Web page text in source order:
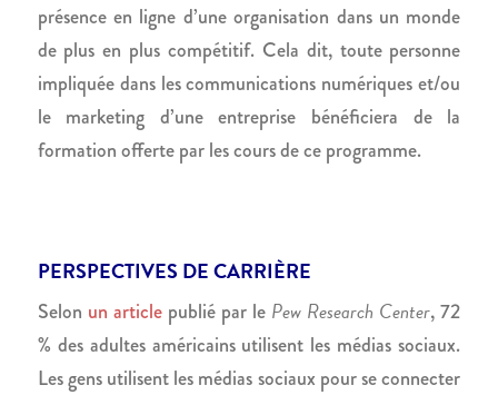
présence en ligne d’une organisation dans un monde
de plus en plus compétitif. Cela dit, toute personne
impliquée dans les communications numériques et/ou
le marketing d’une entreprise bénéficiera de la
formation offerte par les cours de ce programme.
PERSPECTIVES DE CARRIÈRE
Selon un articlepublié par le Pew Research Center, 72
% des adultes américains utilisent les médias sociaux.
Les gens utilisent les médias sociaux pour se connecter